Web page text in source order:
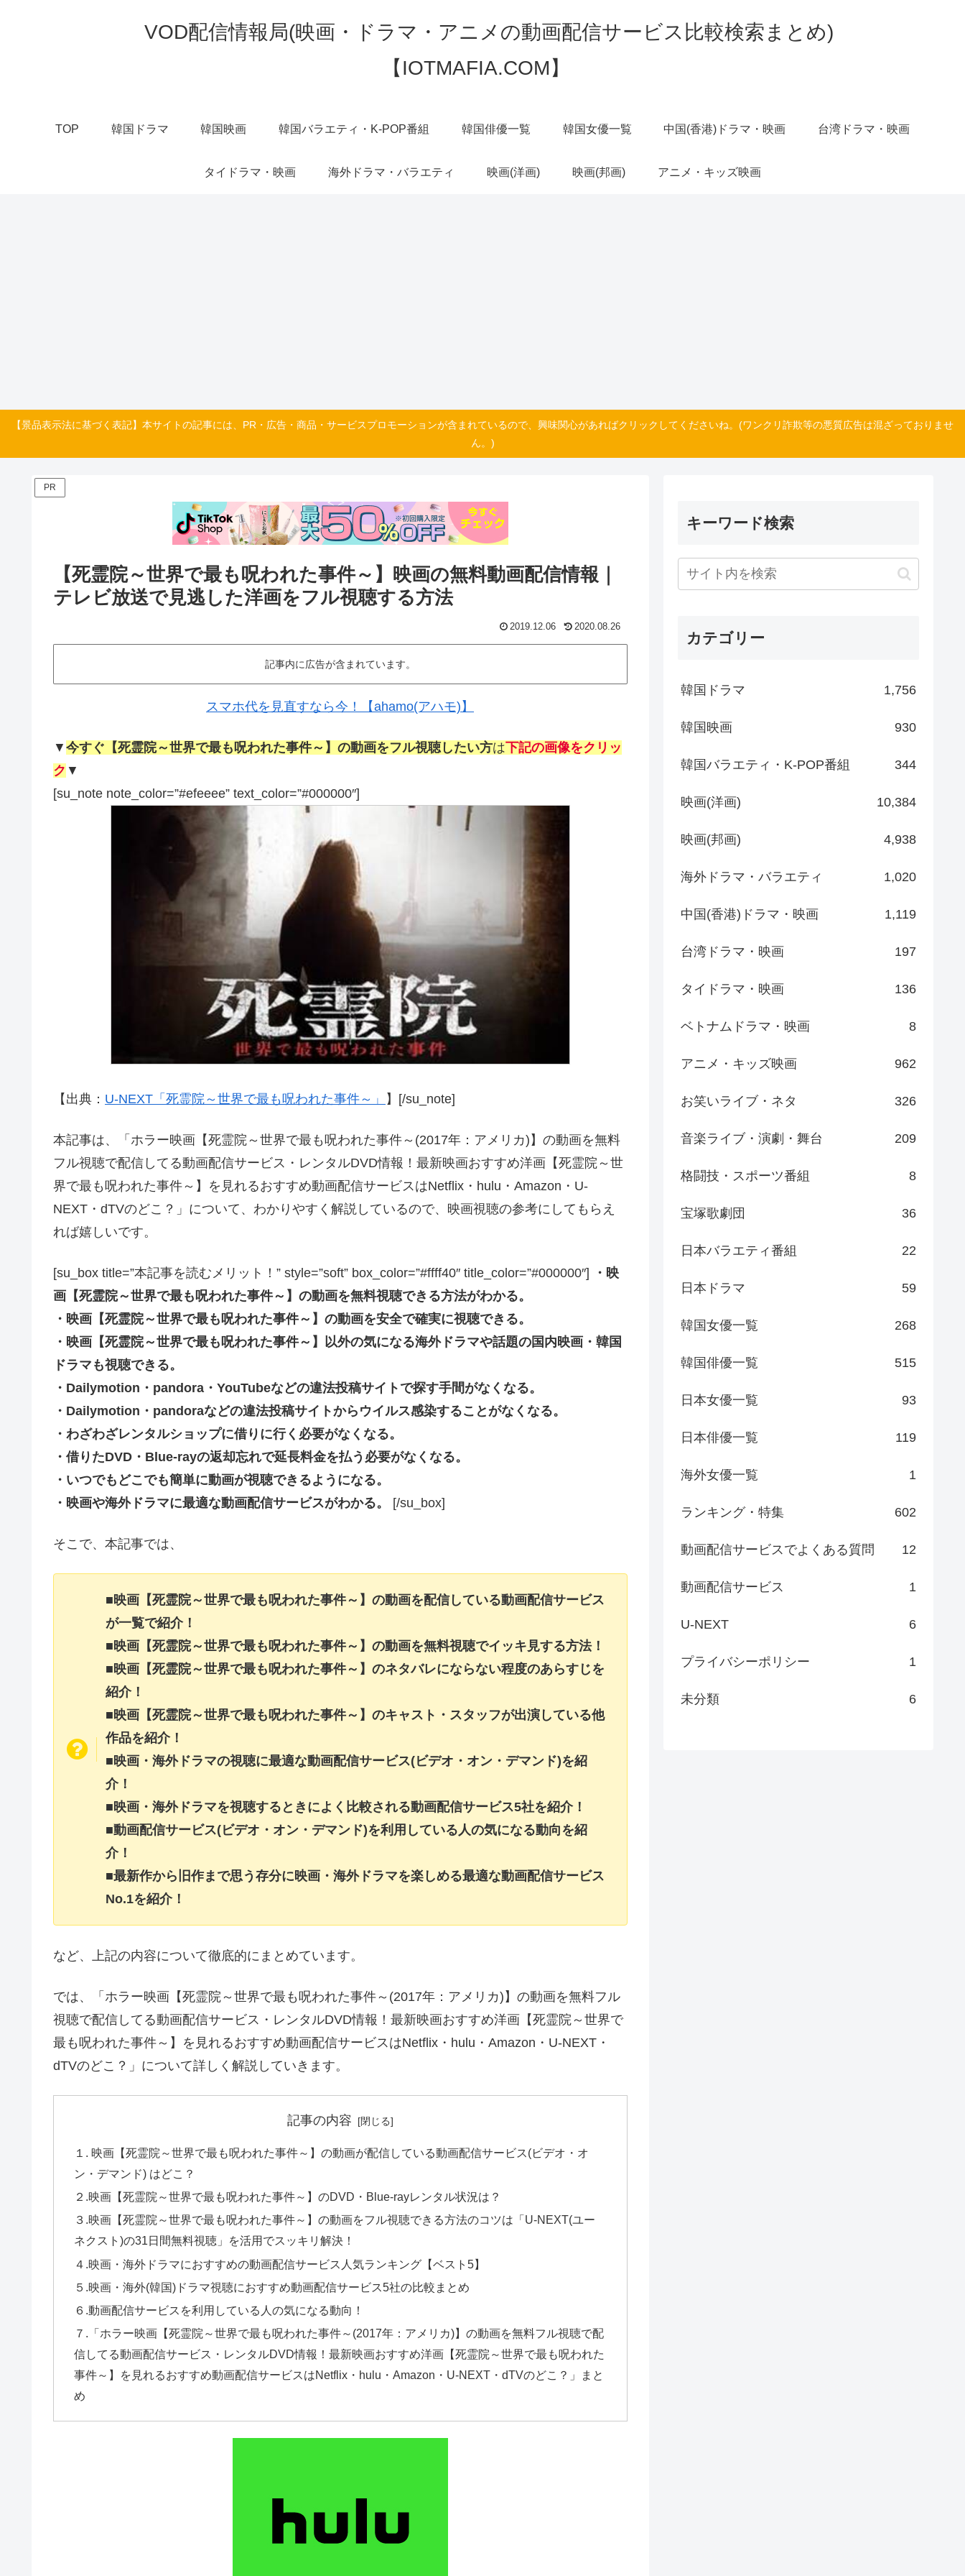
VOD配信情報局(映画・ドラマ・アニメの動画配信サービス比較検索まとめ)
【IOTMAFIA.COM】
TOP 韓国ドラマ 韓国映画 韓国バラエティ・K-POP番組 韓国俳優一覧 韓国女優一覧 中国(香港)ドラマ・映画 台湾ドラマ・映画
タイドラマ・映画 海外ドラマ・バラエティ 映画(洋画) 映画(邦画) アニメ・キッズ映画
【景品表示法に基づく表記】本サイトの記事には、PR・広告・商品・サービスプロモーションが含まれているので、興味関心があればクリックしてくださいね。(ワンクリ詐欺等の悪質広告は混ざっておりませ
ん。)
PR
【死霊院～世界で最も呪われた事件～】映画の無料動画配信情報｜
テレビ放送で見逃した洋画をフル視聴する方法
2019.12.06 2020.08.26
記事内に広告が含まれています。
スマホ代を見直すなら今！【ahamo(アハモ)】
▼ 今すぐ【死霊院～世界で最も呪われた事件～】の動画をフル視聴したい方は下記の画像をクリッ
ク ▼
[su_note note_color=”#efeeee” text_color=”#000000″]
【出典： U-NEXT「死霊院～世界で最も呪われた事件～」 】[/su_note]
本記事は、「ホラー映画【死霊院～世界で最も呪われた事件～(2017年：アメリカ)】の動画を無料
フル視聴で配信してる動画配信サービス・レンタルDVD情報！最新映画おすすめ洋画【死霊院～世
界で最も呪われた事件～】を見れるおすすめ動画配信サービスはNetflix・hulu・Amazon・U-
NEXT・dTVのどこ？」について、わかりやすく解説しているので、映画視聴の参考にしてもらえ
れば嬉しいです。
[su_box title=”本記事を読むメリット！” style=”soft” box_color=”#ffff40″ title_color=”#000000″]
・映
画【死霊院～世界で最も呪われた事件～】の動画を無料視聴できる方法がわかる。
・映画【死霊院～世界で最も呪われた事件～】の動画を安全で確実に視聴できる。
・映画【死霊院～世界で最も呪われた事件～】以外の気になる海外ドラマや話題の国内映画・韓国
ドラマも視聴できる。
・Dailymotion・pandora・YouTubeなどの違法投稿サイトで探す手間がなくなる。
・Dailymotion・pandoraなどの違法投稿サイトからウイルス感染することがなくなる。
・わざわざレンタルショップに借りに行く必要がなくなる。
・借りたDVD・Blue-rayの返却忘れで延長料金を払う必要がなくなる。
・いつでもどこでも簡単に動画が視聴できるようになる。
・映画や海外ドラマに最適な動画配信サービスがわかる。
[/su_box]
そこで、本記事では、
■映画【死霊院～世界で最も呪われた事件～】の動画を配信している動画配信サービス
が一覧で紹介！
■映画【死霊院～世界で最も呪われた事件～】の動画を無料視聴でイッキ見する方法！
■映画【死霊院～世界で最も呪われた事件～】のネタバレにならない程度のあらすじを
紹介！
■映画【死霊院～世界で最も呪われた事件～】のキャスト・スタッフが出演している他
作品を紹介！
■映画・海外ドラマの視聴に最適な動画配信サービス(ビデオ・オン・デマンド)を紹
介！
■映画・海外ドラマを視聴するときによく比較される動画配信サービス5社を紹介！
■動画配信サービス(ビデオ・オン・デマンド)を利用している人の気になる動向を紹
介！
■最新作から旧作まで思う存分に映画・海外ドラマを楽しめる最適な動画配信サービス
No.1を紹介！
など、上記の内容について徹底的にまとめています。
では、「ホラー映画【死霊院～世界で最も呪われた事件～(2017年：アメリカ)】の動画を無料フル
視聴で配信してる動画配信サービス・レンタルDVD情報！最新映画おすすめ洋画【死霊院～世界で
最も呪われた事件～】を見れるおすすめ動画配信サービスはNetflix・hulu・Amazon・U-NEXT・
dTVのどこ？」について詳しく解説していきます。
記事の内容
１. 映画【死霊院～世界で最も呪われた事件～】の動画が配信している動画配信サービス(ビデオ・オ
ン・デマンド) はどこ？
２.映画【死霊院～世界で最も呪われた事件～】のDVD・Blue-rayレンタル状況は？
３.映画【死霊院～世界で最も呪われた事件～】の動画をフル視聴できる方法のコツは「U-NEXT(ユー
ネクスト)の31日間無料視聴」を活用でスッキリ解決！
４.映画・海外ドラマにおすすめの動画配信サービス人気ランキング【ベスト5】
５.映画・海外(韓国)ドラマ視聴におすすめ動画配信サービス5社の比較まとめ
６.動画配信サービスを利用している人の気になる動向！
７.「ホラー映画【死霊院～世界で最も呪われた事件～(2017年：アメリカ)】の動画を無料フル視聴で配
信してる動画配信サービス・レンタルDVD情報！最新映画おすすめ洋画【死霊院～世界で最も呪われた
事件～】を見れるおすすめ動画配信サービスはNetflix・hulu・Amazon・U-NEXT・dTVのどこ？」まと
め
キーワード検索
カテゴリー
韓国ドラマ 1,756
韓国映画 930
韓国バラエティ・K-POP番組 344
映画(洋画) 10,384
映画(邦画) 4,938
海外ドラマ・バラエティ 1,020
中国(香港)ドラマ・映画 1,119
台湾ドラマ・映画 197
タイドラマ・映画 136
ベトナムドラマ・映画 8
アニメ・キッズ映画 962
お笑いライブ・ネタ 326
音楽ライブ・演劇・舞台 209
格闘技・スポーツ番組 8
宝塚歌劇団 36
日本バラエティ番組 22
日本ドラマ 59
韓国女優一覧 268
韓国俳優一覧 515
日本女優一覧 93
日本俳優一覧 119
海外女優一覧 1
ランキング・特集 602
動画配信サービスでよくある質問 12
動画配信サービス 1
U-NEXT 6
プライバシーポリシー 1
未分類 6